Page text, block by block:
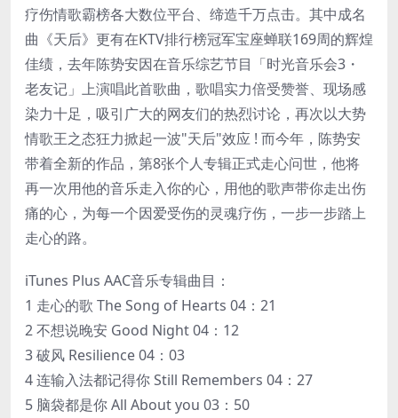
疗伤情歌霸榜各大数位平台、缔造千万点击。其中成名
曲《天后》更有在KTV排行榜冠军宝座蝉联169周的辉煌
佳绩，去年陈势安因在音乐综艺节目「时光音乐会3・
老友记」上演唱此首歌曲，歌唱实力倍受赞誉、现场感
染力十足，吸引广大的网友们的热烈讨论，再次以大势
情歌王之态狂力掀起一波"天后"效应 ! 而今年，陈势安
带着全新的作品，第8张个人专辑正式走心问世，他将
再一次用他的音乐走入你的心，用他的歌声带你走出伤
痛的心，为每一个因爱受伤的灵魂疗伤，一步一步踏上
走心的路。
iTunes Plus AAC音乐专辑曲目：
1 走心的歌 The Song of Hearts 04：21
2 不想说晚安 Good Night 04：12
3 破风 Resilience 04：03
4 连输入法都记得你 Still Remembers 04：27
5 脑袋都是你 All About you 03：50